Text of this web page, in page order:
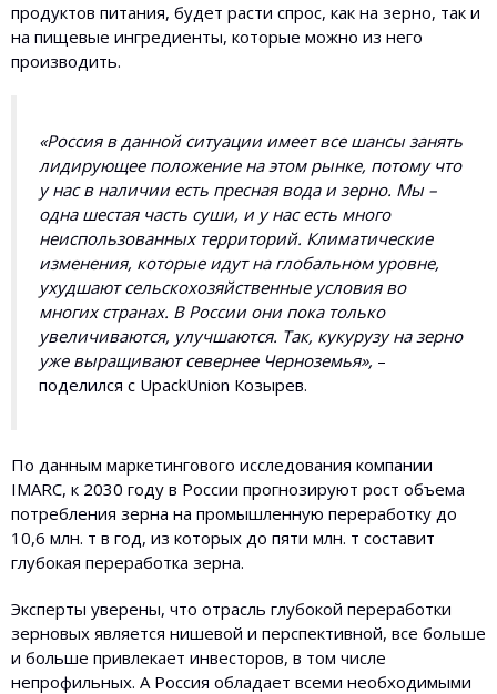
продуктов питания, будет расти спрос, как на зерно, так и
на пищевые ингредиенты, которые можно из него
производить.
«Россия в данной ситуации имеет все шансы занять
лидирующее положение на этом рынке, потому что
у нас в наличии есть пресная вода и зерно. Мы –
одна шестая часть суши, и у нас есть много
неиспользованных территорий. Климатические
изменения, которые идут на глобальном уровне,
ухудшают сельскохозяйственные условия во
многих странах. В России они пока только
увеличиваются, улучшаются. Так, кукурузу на зерно
уже выращивают севернее Черноземья», –
поделился с UpackUnion Козырев.
По данным маркетингового исследования компании
IMARC, к 2030 году в России прогнозируют рост объема
потребления зерна на промышленную переработку до
10,6 млн. т в год, из которых до пяти млн. т составит
глубокая переработка зерна.
Эксперты уверены, что отрасль глубокой переработки
зерновых является нишевой и перспективной, все больше
и больше привлекает инвесторов, в том числе
непрофильных. А Россия обладает всеми необходимыми